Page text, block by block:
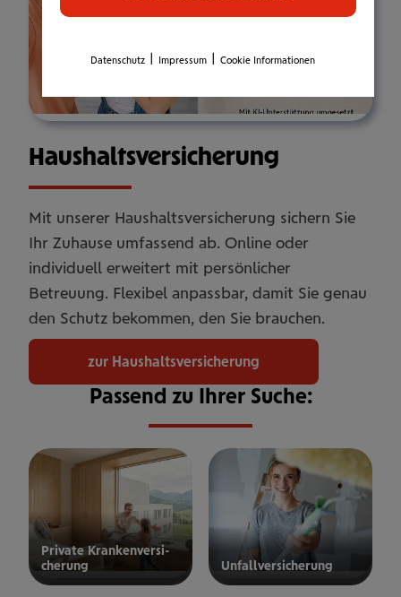
Haus­halts­ver­si­che­rung
Mit unserer Haushaltsversicherung sichern Sie
Ihr Zuhause umfassend ab. Online oder
individuell erweitert mit persönlicher
Betreuung. Flexibel anpassbar, damit Sie genau
den Schutz bekommen, den Sie brauchen.
zur Haushaltsversicherung
Passend zu Ihrer Suche:
Private Kran­ken­­­ver­si­
che­rung
privaten
Unfall­ver­si­che­rung
Datenschutz Impressum Cookie Informationen